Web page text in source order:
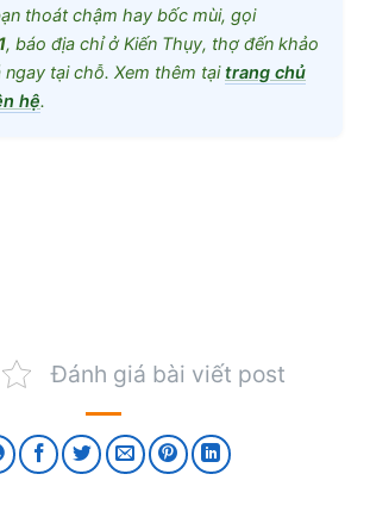
thoát chậm hay bốc mùi, gọi
, báo địa chỉ ở Kiến Thụy, thợ đến khảo
ngay tại chỗ. Xem thêm tại trang chủ
hệ.
Đánh giá bài viết post